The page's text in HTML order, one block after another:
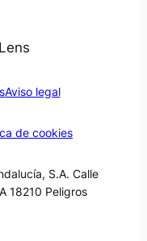
Aviso legal
de cookies
S.A. Calle
18210 Peligros